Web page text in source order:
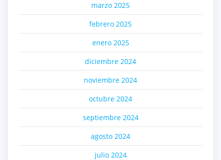
marzo 2025
febrero 2025
enero 2025
diciembre 2024
noviembre 2024
octubre 2024
septiembre 2024
agosto 2024
julio 2024